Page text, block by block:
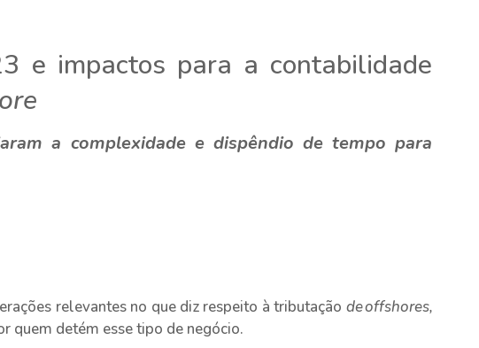
e impactos para a contabilidade
a complexidade e dispêndio de tempo para
relevantes no que diz respeito à tributação de offshores,
quem detém esse tipo de negócio.